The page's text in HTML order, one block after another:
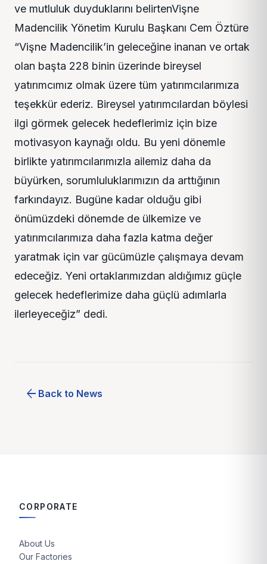
ve mutluluk duyduklarını belirtenVişne
Madencilik Yönetim Kurulu Başkanı Cem Öztüre
“Vişne Madencilik’in geleceğine inanan ve ortak
olan başta 228 binin üzerinde bireysel
yatırımcımız olmak üzere tüm yatırımcılarımıza
teşekkür ederiz. Bireysel yatırımcılardan böylesi
ilgi görmek gelecek hedeflerimiz için bize
motivasyon kaynağı oldu. Bu yeni dönemle
birlikte yatırımcılarımızla ailemiz daha da
büyürken, sorumluluklarımızın da arttığının
farkındayız. Bugüne kadar olduğu gibi
önümüzdeki dönemde de ülkemize ve
yatırımcılarımıza daha fazla katma değer
yaratmak için var gücümüzle çalışmaya devam
edeceğiz. Yeni ortaklarımızdan aldığımız güçle
gelecek hedeflerimize daha güçlü adımlarla
ilerleyeceğiz” dedi.
arrow_back Back to News
CORPORATE
About Us
Our Factories